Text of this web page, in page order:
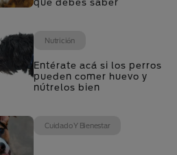
Nutrición
Entérate acá si los perros
pueden comer huevo y
nútrelos bien
Cuidado Y Bienestar